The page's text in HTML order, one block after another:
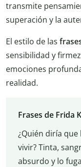
transmite
superación y la
El estilo de las
sensibilidad y
emociones
realidad.
Frases de Frida
¿Quién diría que
vivir? Tinta,
absurdo y lo